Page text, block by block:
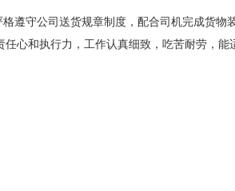
遵守公司送货规章制度，配合司机完成货物
心和执行力，工作认真细致，吃苦耐劳，能